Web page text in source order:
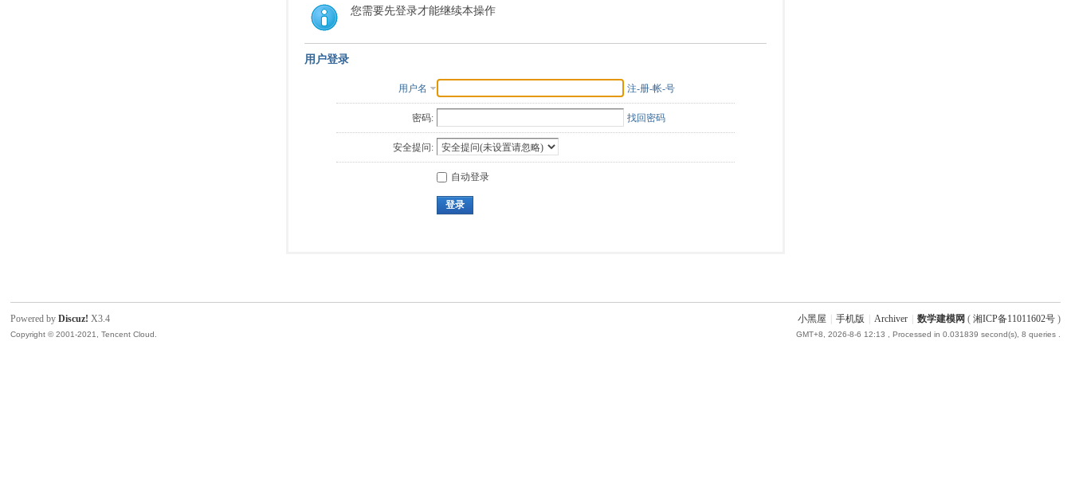
索
您需要先登录才能继续本操作
用户登录
用户名 注-册-帐-号
密码: 找回密码
安全提问:
自动登录
登录
小黑屋 手机版 Archiver 数学建模网 ( 湘ICP备11011602号)
GMT+8, 2026-8-6 12:13 , Processed in 0.031839 second(s), 8 queries .
Powered byDiscuz! X3.4
Copyright © 2001-2021, Tencent Cloud.